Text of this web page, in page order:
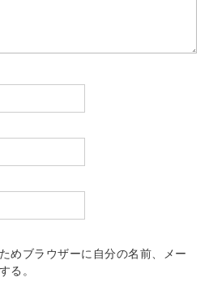
めブラウザーに自分の名前、メー
る。